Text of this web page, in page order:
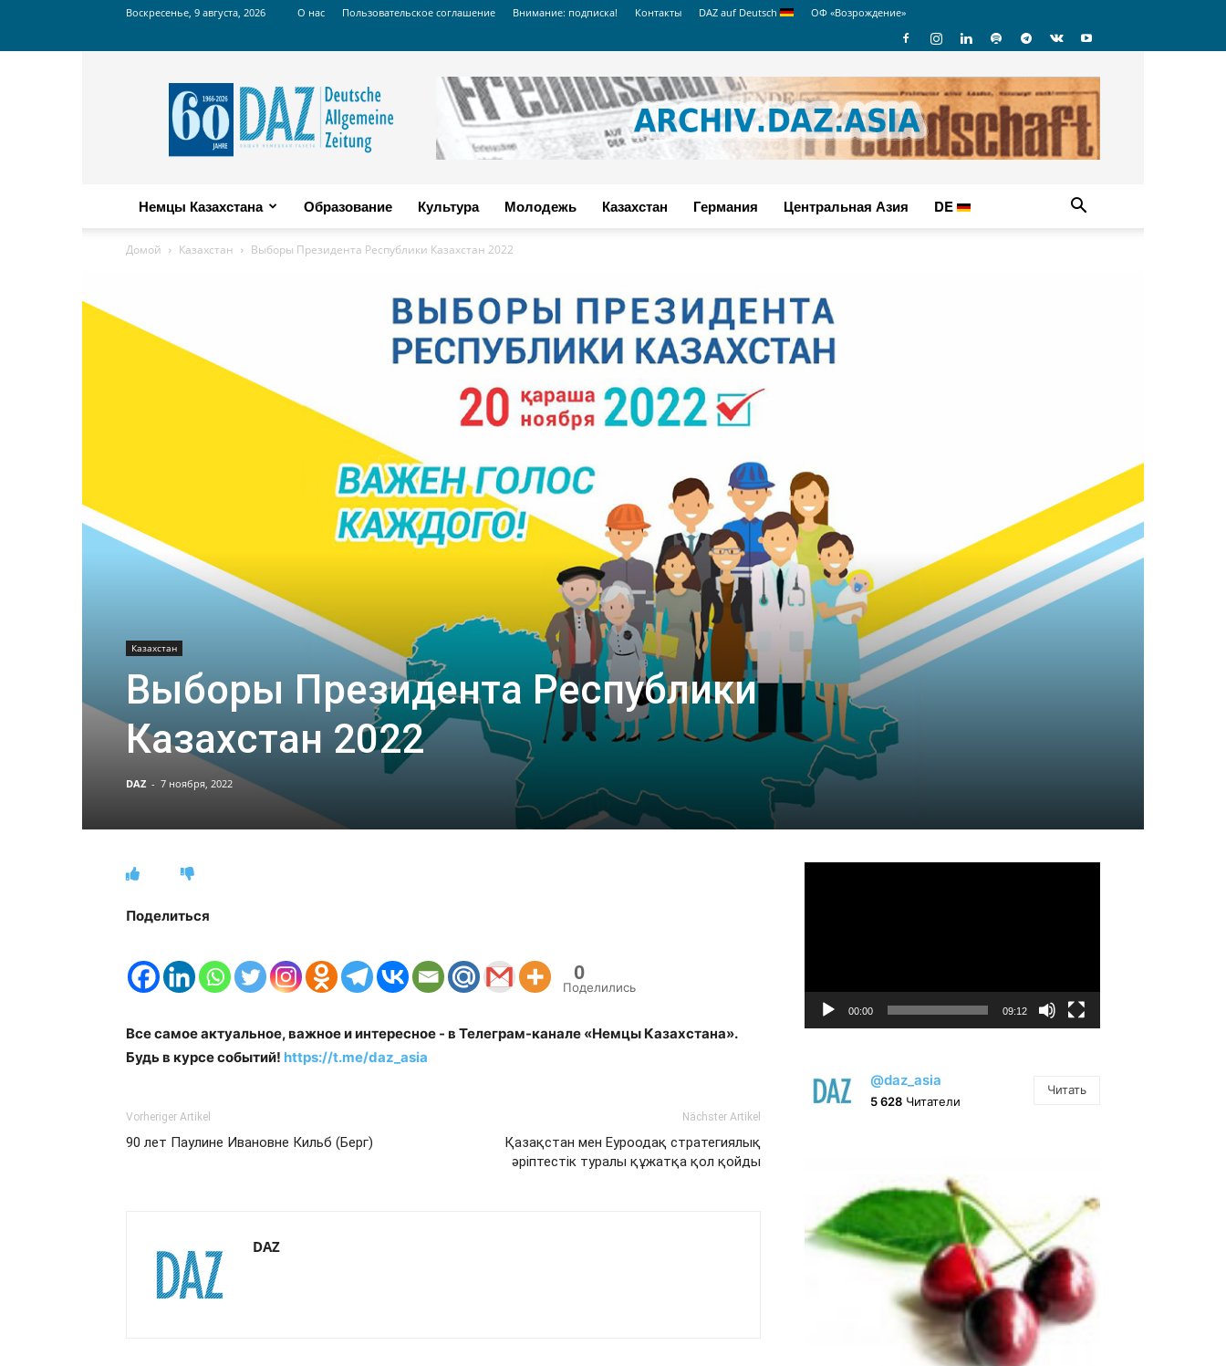
Воскресенье, 9 августа, 2026 О нас Пользовательское соглашение Внимание: подписка! Контакты DAZ auf Deutsch ОФ «Возрождение»
Russian
DAZ
Немцы Казахстана Образование Культура Молодежь Казахстан Германия Центральная Азия DE
Домой Казахстан Выборы Президента Республики Казахстан 2022
Казахстан
Выборы Президента Республики
Казахстан 2022
DAZ - 7 ноября, 2022
Поделиться
0
Поделились
Все самое актуальное, важное и интересное - в Телеграм-канале «Немцы Казахстана».
Будь в курсе событий! https://t.me/daz_asia
Vorheriger Artikel
90 лет Паулине Ивановне Кильб (Берг)
Nächster Artikel
Қазақстан мен Еуроодақ стратегиялық
әріптестік туралы құжатқа қол қойды
DAZ
00:00 09:12
@daz_asia
5 628 Читатели
Читать